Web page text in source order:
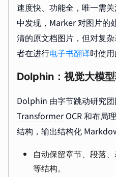
速度快、功能全，唯一需
中发现，Marker 对图片的
清的原文档图片，但对复
者在进行电子书翻译时使用
Dolphin：视觉大模
Dolphin 由字节跳动研究
TransformerOCR 和布局
结构，输出结构化
自动保留章节、段落
等结构。